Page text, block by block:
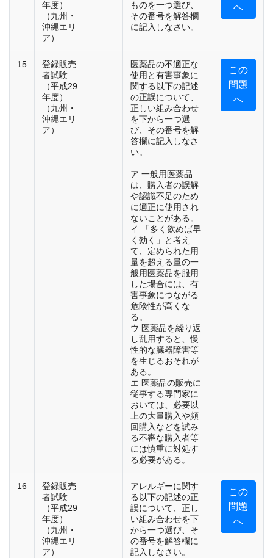
年度）
（九州・
沖縄エリ
ア）
ものを一つ選び、
その番号を解答欄
に記入しなさい。
へ
15
登録販売
者試験
（平成29
年度）
（九州・
沖縄エリ
ア）
医薬品の不適正な
使用と有害事象に
関する以下の記述
の正誤について、
正しい組み合わせ
を下から一つ選
び、その番号を解
答欄に記入しなさ
い。
ア 一般用医薬品
は、購入者の誤解
や認識不足のため
に適正に使用され
ないことがある。
イ 「多く飲めば早
く効く」と考え
て、定められた用
量を超える量の一
般用医薬品を服用
した場合には、有
害事象につながる
危険性が高くな
る。
ウ 医薬品を繰り返
し乱用すると、慢
性的な臓器障害等
を生じるおそれが
ある。
エ 医薬品の販売に
従事する専門家に
おいては、必要以
上の大量購入や頻
回購入などを試み
る不審な購入者等
には慎重に対処す
る必要がある。
この
問題
へ
16
登録販売
者試験
（平成29
年度）
（九州・
沖縄エリ
ア）
アレルギーに関す
る以下の記述の正
誤について、正し
い組み合わせを下
から一つ選び、そ
の番号を解答欄に
記入しなさい。
この
問題
へ